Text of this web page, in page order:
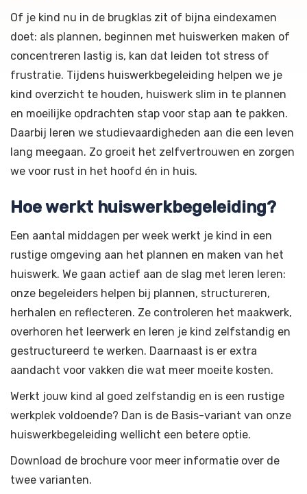
Of je kind nu in de brugklas zit of bijna eindexamen
doet: als plannen, beginnen met huiswerken maken of
concentreren lastig is, kan dat leiden tot stress of
frustratie. Tijdens huiswerkbegeleiding helpen we je
kind overzicht te houden, huiswerk slim in te plannen
en moeilijke opdrachten stap voor stap aan te pakken.
Daarbij leren we studievaardigheden aan die een leven
lang meegaan. Zo groeit het zelfvertrouwen en zorgen
we voor rust in het hoofd én in huis.
Hoe werkt huiswerkbegeleiding?
Een aantal middagen per week werkt je kind in een
rustige omgeving aan het plannen en maken van het
huiswerk. We gaan actief aan de slag met leren leren:
onze begeleiders helpen bij plannen, structureren,
herhalen en reflecteren. Ze controleren het maakwerk,
overhoren het leerwerk en leren je kind zelfstandig en
gestructureerd te werken. Daarnaast is er extra
aandacht voor vakken die wat meer moeite kosten.
Werkt jouw kind al goed zelfstandig en is een rustige
werkplek voldoende? Dan is de Basis-variant van onze
huiswerkbegeleiding wellicht een betere optie.
Download de brochure voor meer informatie over de
twee varianten.